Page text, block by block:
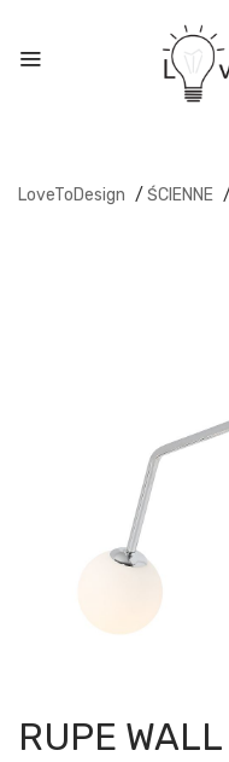
LoveToDesign / ŚCIENNE /
RUPE